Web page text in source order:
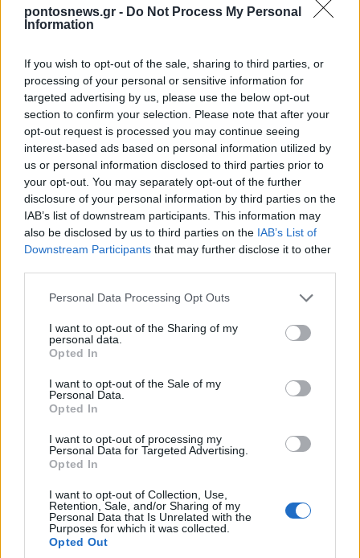
pontosnews.gr - Do Not Process My Personal
Information
If you wish to opt-out of the sale, sharing to third parties, or
processing of your personal or sensitive information for
targeted advertising by us, please use the below opt-out
section to confirm your selection. Please note that after your
opt-out request is processed you may continue seeing
interest-based ads based on personal information utilized by
us or personal information disclosed to third parties prior to
your opt-out. You may separately opt-out of the further
disclosure of your personal information by third parties on the
IAB’s list of downstream participants. This information may
also be disclosed by us to third parties on the IAB’s List of
Downstream Participants that may further disclose it to other
Please note that this website/app uses one or more Google
not limited to your visit or usage behaviour. You may click to
grant or deny consent to Google and its third-party tags to
use your data for below specified purposes in below Google
consent section.
Personal Data Processing Opt Outs
I want to opt-out of the Sharing of my
personal data.
Opted In
I want to opt-out of the Sale of my
Personal Data.
Opted In
I want to opt-out of processing my
Personal Data for Targeted Advertising.
Opted In
I want to opt-out of Collection, Use,
Retention, Sale, and/or Sharing of my
Personal Data that Is Unrelated with the
Purposes for which it was collected.
Opted Out
κόστισε τη ζωή μητέρας και γιου – Η στιγμή της
σφοδρής σύγκρουσης
7/08/2026 - 12:59μμ
Υπόθεση Marfin: Προθεσμία έλαβε για την
απολογία της η 46χρονη κατηγορούμενη
7/08/2026 - 12:30μμ